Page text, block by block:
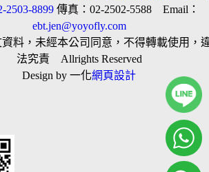
2503-8899 傳真：02-2502-5588 Email：
ebt.jen@yoyofly.com
料，未經本公司同意，不得轉載使用，
法究責 Allrights Reserved
Design by 一化網頁設計